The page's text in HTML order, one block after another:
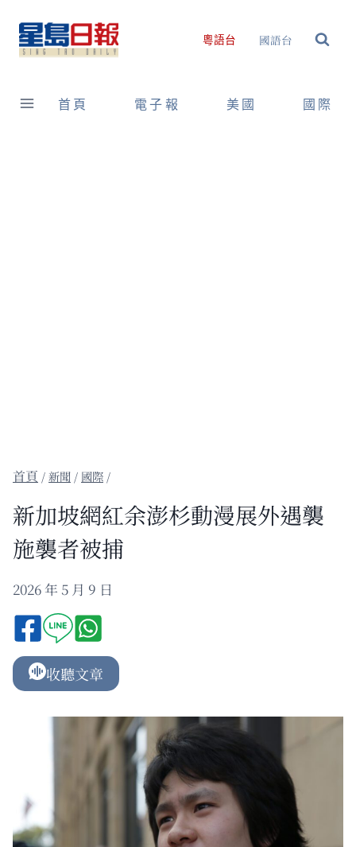
content
粵語台 國語台
首頁 電子報 美國 國際
/新聞 / 國際 /
新加坡網紅余澎杉動漫展外遇襲
施襲者被捕
2026 年 5 月 9 日
收聽文章